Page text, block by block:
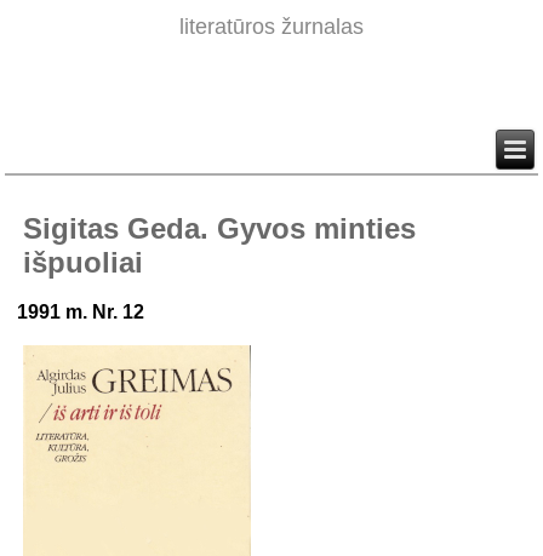
literatūros žurnalas
Sigitas Geda. Gyvos minties
išpuoliai
1991 m. Nr. 12